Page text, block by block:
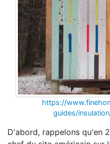
https://
guides/
D'abord, rappelons qu'en